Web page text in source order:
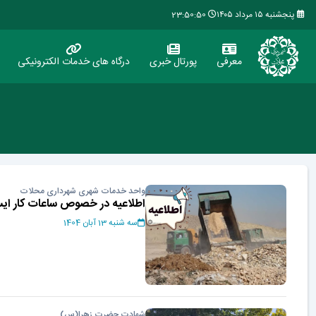
پنجشنبه ۱۵ مرداد ۱۴۰۵ 23:50:50
معرفی پورتال خبری درگاه های خدمات الکترونیکی
واحد خدمات شهری شهرداری محلات
اطلاعیه در خصوص ساعات کار
سه شنبه 13 آبان 1404